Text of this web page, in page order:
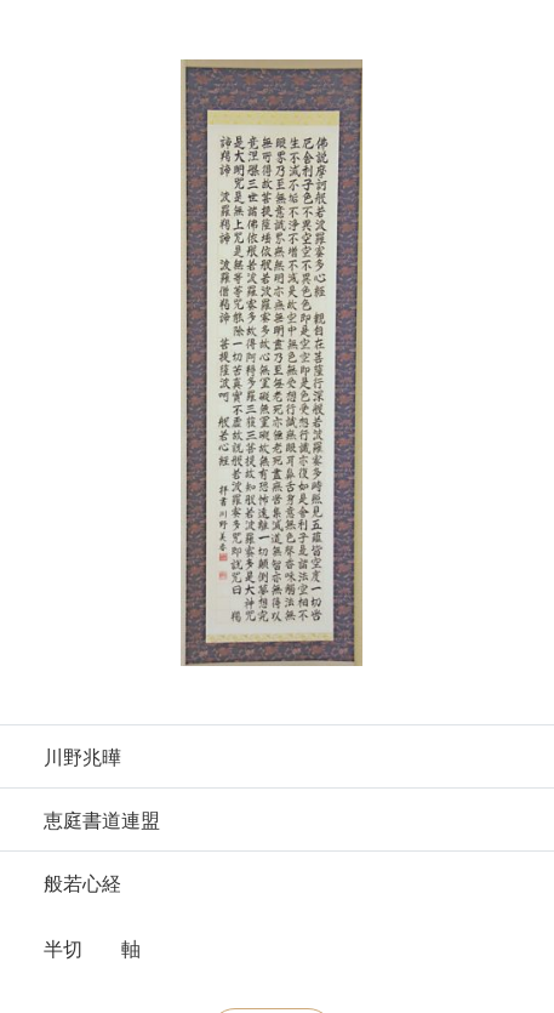
川野兆曄
恵庭書道連盟
般若心経
半切 軸